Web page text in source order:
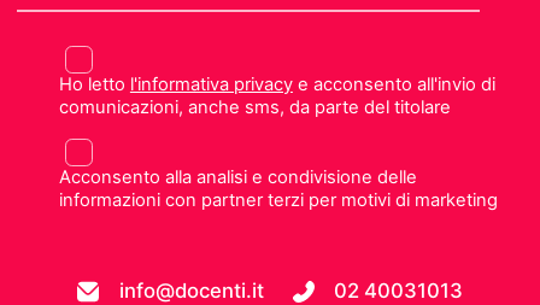
Ho letto l'informativa privacye acconsento all'invio di
comunicazioni, anche sms, da parte del titolare
Acconsento alla analisi e condivisione delle
informazioni con partner terzi per motivi di marketing
info@docenti.it 02 40031013